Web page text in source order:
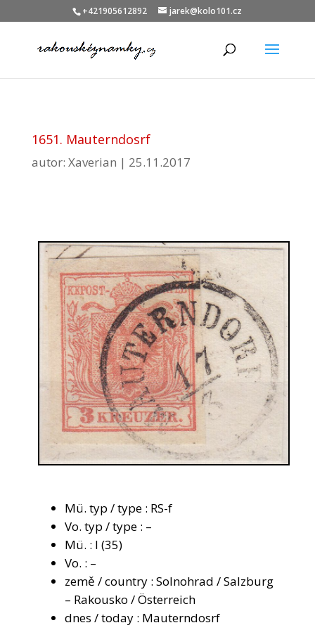
+421905612892 jarek@kolo101.cz
1651. Mauterndosrf
autor: Xaverian | 25.11.2017
Mü. typ / type : RS-f
Vo. typ / type : –
Mü. : I (35)
Vo. : –
země / country : Solnohrad / Salzburg
– Rakousko / Österreich
dnes / today : Mauterndosrf